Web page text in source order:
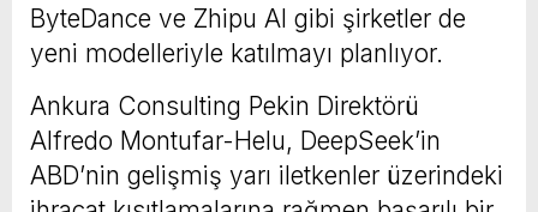
ByteDance ve Zhipu AI gibi şirketler de
yeni modelleriyle katılmayı planlıyor.
Ankura Consulting Pekin Direktörü
Alfredo Montufar-Helu, DeepSeek’in
ABD’nin gelişmiş yarı iletkenler üzerindeki